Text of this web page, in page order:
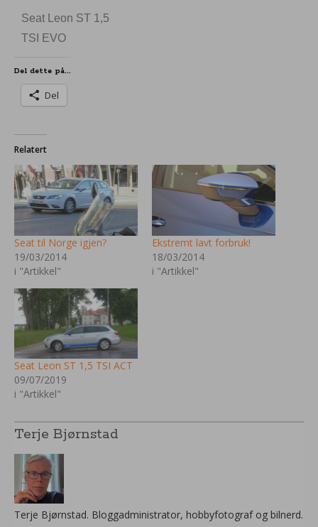
Seat Leon ST 1,5
TSI EVO
Del dette på...
Del
Relatert
Seat til Norge igjen?
19/03/2014
i "Artikkel"
Ekstremt lavt forbruk!
18/03/2014
i "Artikkel"
Seat Leon ST 1,5 TSI ACT
09/07/2019
i "Artikkel"
Terje Bjørnstad
Terje Bjørnstad. Bloggadministrator, hobbyfotograf og bilnerd.